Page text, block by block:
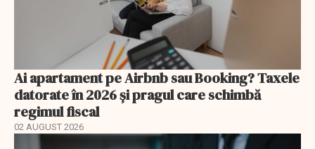
Ai apartament pe Airbnb sau Booking? Taxele
datorate în 2026 și pragul care schimbă
regimul fiscal
02 AUGUST 2026